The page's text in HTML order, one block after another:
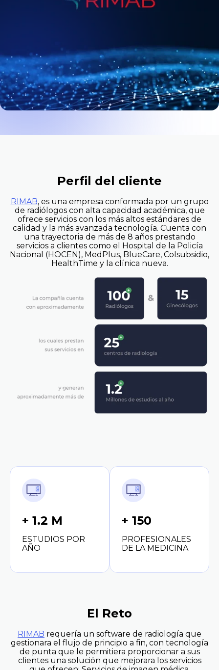
Perfil del cliente
RIMAB, es una empresa conformada por un grupo
de radiólogos con alta capacidad académica, que
ofrece servicios con los más altos estándares de
calidad y la más avanzada tecnología. Cuenta con
una trayectoria de más de 8 años prestando
servicios a clientes como el Hospital de la Policía
Nacional (HOCEN), MedPlus, BlueCare, Colsubsidio,
HealthTime y la clínica nueva.
+ 1.2 M
ESTUDIOS POR
AÑO
+ 150
PROFESIONALES
DE LA MEDICINA
El Reto
RIMAB requería un software de radiología que
gestionara el flujo de principio a fin, con tecnología
de punta que le permitiera proporcionar a sus
clientes una solución que mejorara los servicios